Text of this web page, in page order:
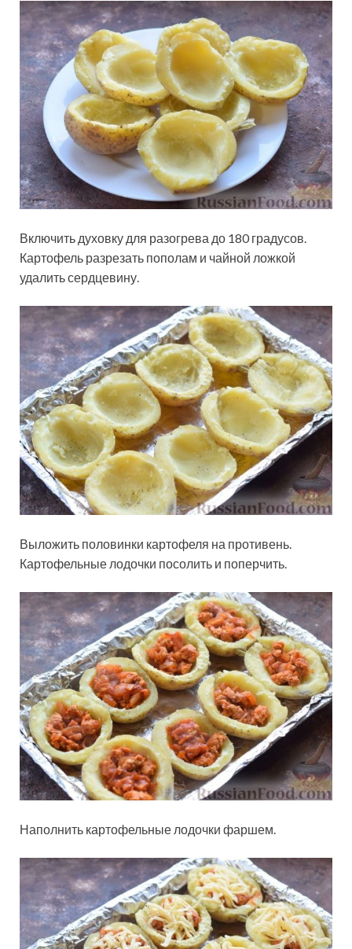
Включить духовку для разогрева до 180 градусов.
Картофель разрезать пополам и чайной ложкой
удалить сердцевину.
Выложить половинки картофеля на противень.
Картофельные лодочки посолить и поперчить.
Наполнить картофельные лодочки фаршем.